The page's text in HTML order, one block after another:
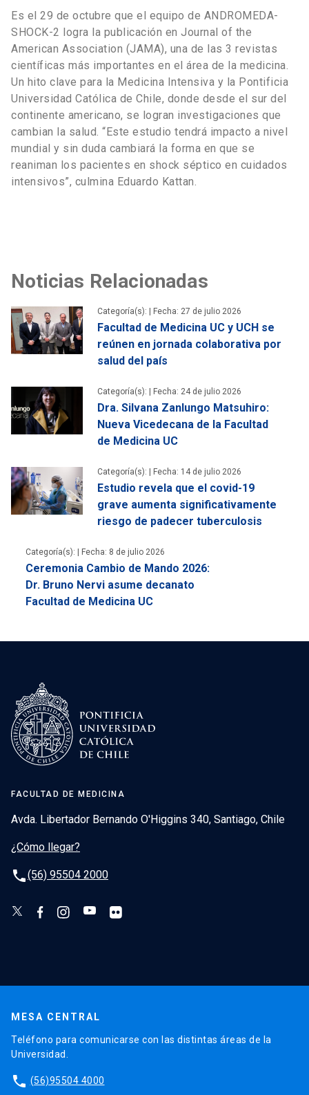
Es el 29 de octubre que el equipo de ANDROMEDA-
SHOCK-2 logra la publicación en Journal of the
American Association (JAMA), una de las 3 revistas
científicas más importantes en el área de la medicina.
Un hito clave para la Medicina Intensiva y la Pontificia
Universidad Católica de Chile, donde desde el sur del
continente americano, se logran investigaciones que
cambian la salud. “Este estudio tendrá impacto a nivel
mundial y sin duda cambiará la forma en que se
reaniman los pacientes en shock séptico en cuidados
intensivos”, culmina Eduardo Kattan.
Noticias Relacionadas
Categoría(s): | Fecha: 27 de julio 2026
Facultad de Medicina UC y UCH se
reúnen en jornada colaborativa por
salud del país
Categoría(s): | Fecha: 24 de julio 2026
Dra. Silvana Zanlungo Matsuhiro:
Nueva Vicedecana de la Facultad
de Medicina UC
Categoría(s): | Fecha: 14 de julio 2026
Estudio revela que el covid-19
grave aumenta significativamente
riesgo de padecer tuberculosis
Categoría(s): | Fecha: 8 de julio 2026
Ceremonia Cambio de Mando 2026:
Dr. Bruno Nervi asume decanato
Facultad de Medicina UC
FACULTAD DE MEDICINA
Avda. Libertador Bernando O'Higgins 340, Santiago, Chile
¿Cómo llegar?
phone(56) 95504 2000
MESA CENTRAL
Teléfono para comunicarse con las distintas áreas de la
Universidad.
phone (56)95504 4000